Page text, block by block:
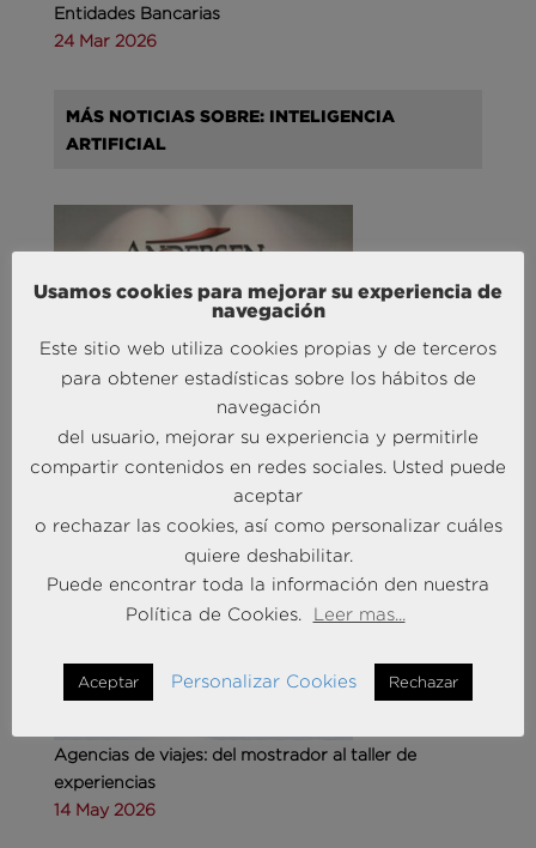
Entidades Bancarias
24 Mar 2026
MÁS NOTICIAS SOBRE: INTELIGENCIA
ARTIFICIAL
Andersen Consulting refuerza su equipo en España
27 Abr 2026
MÁS NOTICIAS SOBRE: TURISMO & OCIO
Agencias de viajes: del mostrador al taller de
experiencias
14 May 2026
Usamos cookies para mejorar su experiencia de
navegación
Este sitio web utiliza cookies propias y de terceros
para obtener estadísticas sobre los hábitos de
navegación
del usuario, mejorar su experiencia y permitirle
compartir contenidos en redes sociales. Usted puede
aceptar
o rechazar las cookies, así como personalizar cuáles
quiere deshabilitar.
Puede encontrar toda la información den nuestra
Política de Cookies.
Leer mas...
Aceptar Personalizar Cookies Rechazar